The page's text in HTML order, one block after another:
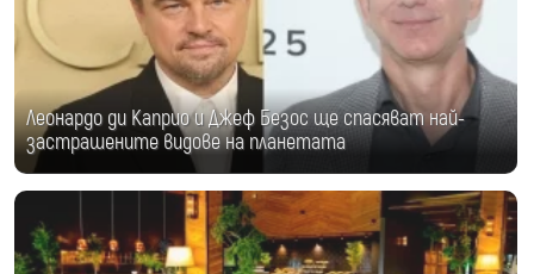
Леонардо ди Каприо и Джеф Безос ще спасяват най-
застрашените видове на планетата